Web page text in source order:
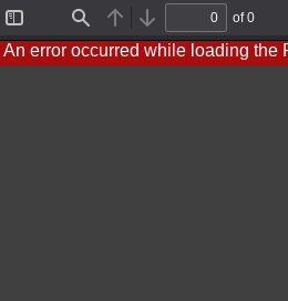
Sidebar
Find Previous
Next
of 0
An error occurred while loading the